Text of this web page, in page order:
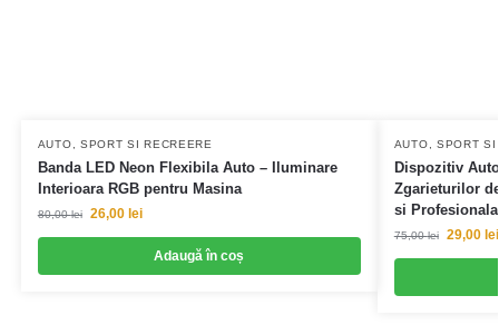
AUTO, SPORT SI RECREERE
Banda LED Neon Flexibila Auto – Iluminare
Interioara RGB pentru Masina
80,00lei 26,00 lei
Adaugă în coș
AUTO, SPORT SI
Dispozitiv
Zgarieturilor
si Profesionala
75,00lei 29,00 lei